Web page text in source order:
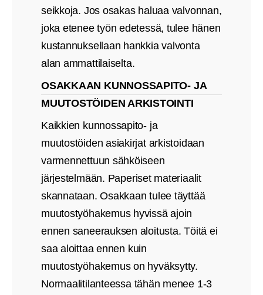
seikkoja. Jos osakas haluaa valvonnan,
joka etenee työn edetessä, tulee hänen
kustannuksellaan hankkia valvonta
alan ammattilaiselta.
OSAKKAAN KUNNOSSAPITO- JA
MUUTOSTÖIDEN ARKISTOINTI
Kaikkien kunnossapito- ja
muutostöiden asiakirjat arkistoidaan
varmennettuun sähköiseen
järjestelmään. Paperiset materiaalit
skannataan. Osakkaan tulee täyttää
muutostyöhakemus hyvissä ajoin
ennen saneerauksen aloitusta. Töitä ei
saa aloittaa ennen kuin
muutostyöhakemus on hyväksytty.
Normaalitilanteessa tähän menee 1-3